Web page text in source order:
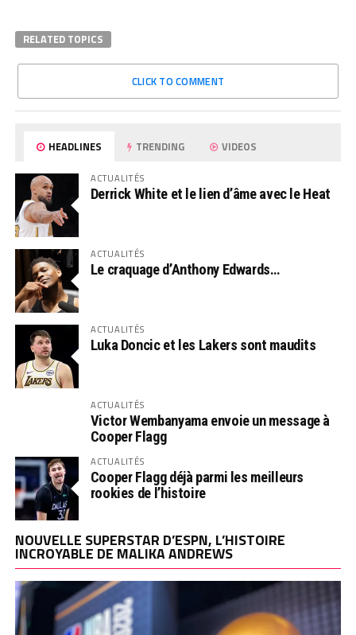
RELATED TOPICS
CLICK TO COMMENT
HEADLINES TRENDING VIDEOS
ACTUALITÉS
Derrick White et le lien d’âme avec le Heat
ACTUALITÉS
Le craquage d’Anthony Edwards…
ACTUALITÉS
Luka Doncic et les Lakers sont maudits
ACTUALITÉS
Victor Wembanyama envoie un message à
Cooper Flagg
ACTUALITÉS
Cooper Flagg déjà parmi les meilleurs
rookies de l’histoire
NOUVELLE SUPERSTAR D’ESPN, L’HISTOIRE
INCROYABLE DE MALIKA ANDREWS